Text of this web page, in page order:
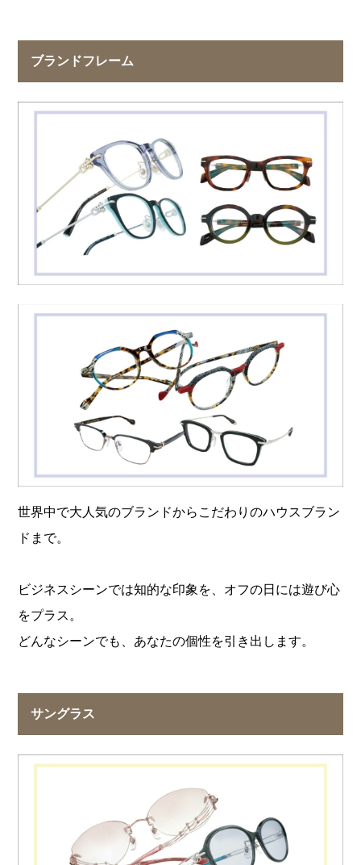
ブランドフレーム
世界中で大人気のブランドからこだわりのハウスブラン
ドまで。
ビジネスシーンでは知的な印象を、オフの日には遊び心
をプラス。
どんなシーンでも、あなたの個性を引き出します。
サングラス